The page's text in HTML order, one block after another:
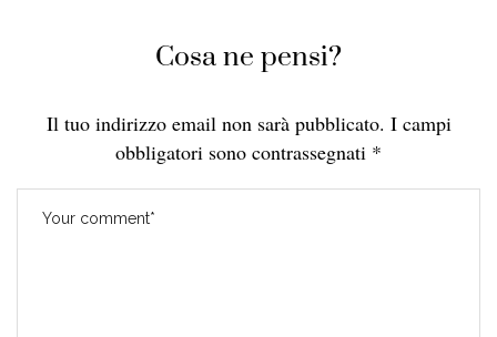
Cosa ne pensi?
Il tuo indirizzo email non sarà pubblicato. I campi
obbligatori sono contrassegnati *